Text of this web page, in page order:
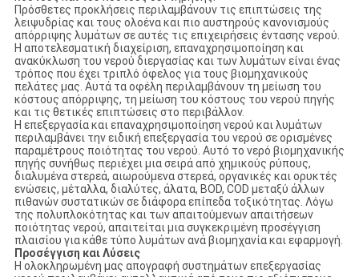
Πρόσθετες προκλήσεις περιλαμβάνουν τις επιπτώσεις της
λειψυδρίας και τους ολοένα και πιο αυστηρούς κανονισμούς
απόρριψης λυμάτων σε αυτές τις επιχειρήσεις έντασης νερού.
Η αποτελεσματική διαχείριση, επαναχρησιμοποίηση και
ανακύκλωση του νερού διεργασίας και των λυμάτων είναι ένας
τρόπος που έχει τριπλό όφελος για τους βιομηχανικούς
πελάτες μας. Αυτά τα οφέλη περιλαμβάνουν τη μείωση του
κόστους απόρριψης, τη μείωση του κόστους του νερού πηγής
και τις θετικές επιπτώσεις στο περιβάλλον.
Η επεξεργασία και επαναχρησιμοποίηση νερού και λυμάτων
περιλαμβάνει την ειδική επεξεργασία του νερού σε ορισμένες
παραμέτρους ποιότητας του νερού. Αυτό το νερό βιομηχανικής
πηγής συνήθως περιέχει μια σειρά από χημικούς ρύπους,
διαλυμένα στερεά, αιωρούμενα στερεά, οργανικές και ορυκτές
ενώσεις, μέταλλα, διαλύτες, άλατα, BOD, COD μεταξύ άλλων
πιθανών συστατικών σε διάφορα επίπεδα τοξικότητας. Λόγω
της πολυπλοκότητας και των απαιτούμενων απαιτήσεων
ποιότητας νερού, απαιτείται μια συγκεκριμένη προσέγγιση
πλαισίου για κάθε τύπο λυμάτων ανά βιομηχανία και εφαρμογή.
Προσέγγιση και Λύσεις
Η ολοκληρωμένη μας απογραφή συστημάτων επεξεργασίας